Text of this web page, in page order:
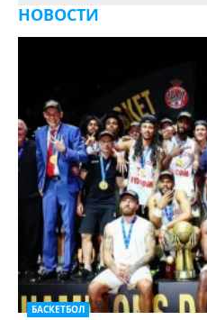
НОВОСТИ
БАСКЕТБОЛ